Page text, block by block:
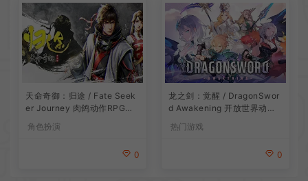
天命奇御：归途 / Fate Seek
er Journey 肉鸽动作RPG游
角色扮演
0
龙之剑：觉醒 / DragonSwor
d Awakening 开放世界动作R
热门游戏
0